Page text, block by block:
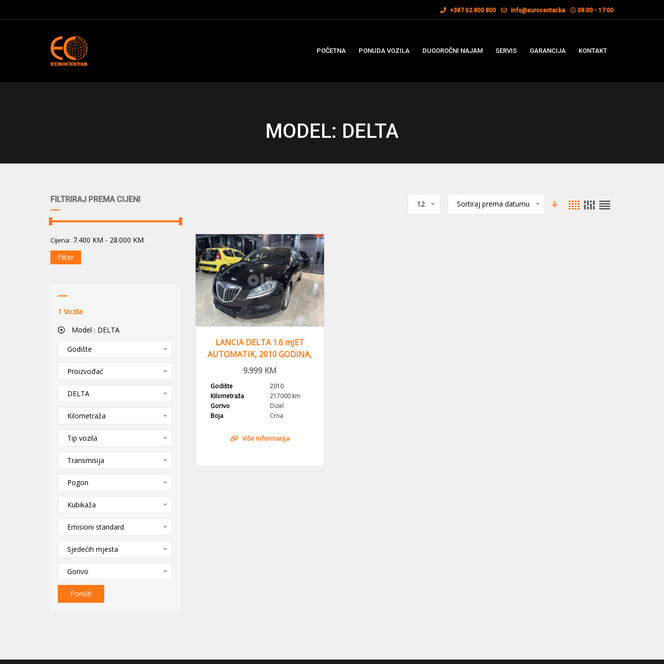
+387 62 800 800 info@eurocentar.ba 08:00 - 17:00
POČETNA PONUDA VOZILA DUGOROČNI NAJAM SERVIS GARANCIJA KONTAKT
MODEL: DELTA
FILTRIRAJ PREMA CIJENI
Cijena: 7.400 KM - 28.000 KM
Filter
1 Vozila
Model : DELTA
Godište
Proizvođać
DELTA
Kilometraža
Tip vozila
Transmisija
Pogon
Kubikaža
Emisioni standard
Sjedećih mjesta
Gorivo
Poništi
12 Sortiraj prema datumu
LANCIA DELTA 1.6 mJET
AUTOMATIK, 2010 GODINA,
NAVI
9.999KM
Godište
2010
Kilometraža
217000 km
Gorivo
Dizel
Boja
Crna
Više informacija